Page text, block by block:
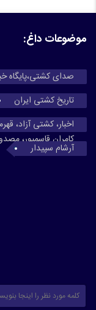
موضوعات داغ:
صدای
تاریخ کشتی ایران
اخبار، کشتی آزاد،
کامران قاسمپور،
آرشام سپیدار